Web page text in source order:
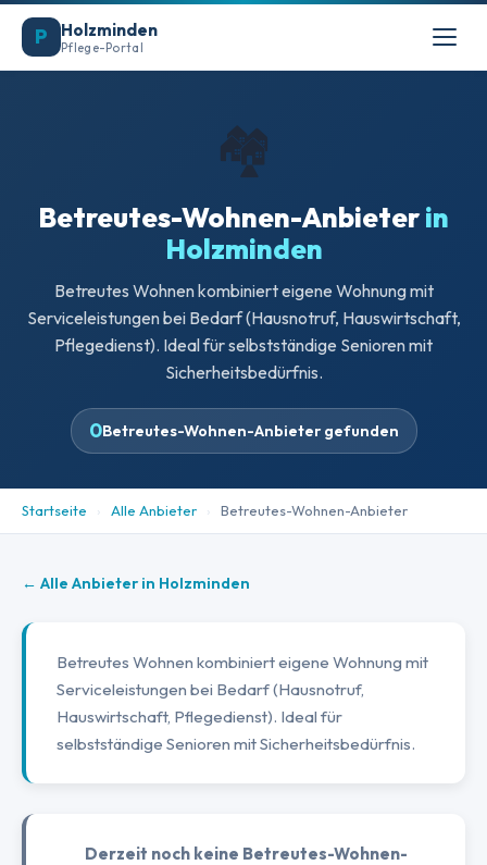
P Holzminden
Pflege-Portal
🏘️
Betreutes-Wohnen-Anbieterin
Holzminden
Betreutes Wohnen kombiniert eigene Wohnung mit
Serviceleistungen bei Bedarf (Hausnotruf, Hauswirtschaft,
Pflegedienst). Ideal für selbstständige Senioren mit
Sicherheitsbedürfnis.
0Betreutes-Wohnen-Anbieter gefunden
Startseite › Alle Anbieter › Betreutes-Wohnen-Anbieter
← Alle Anbieter in Holzminden
Betreutes Wohnen kombiniert eigene Wohnung mit
Serviceleistungen bei Bedarf (Hausnotruf,
Hauswirtschaft, Pflegedienst). Ideal für
selbstständige Senioren mit Sicherheitsbedürfnis.
Derzeit noch keine Betreutes-Wohnen-